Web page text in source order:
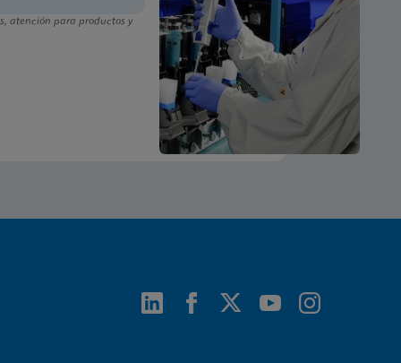
atención para productos y